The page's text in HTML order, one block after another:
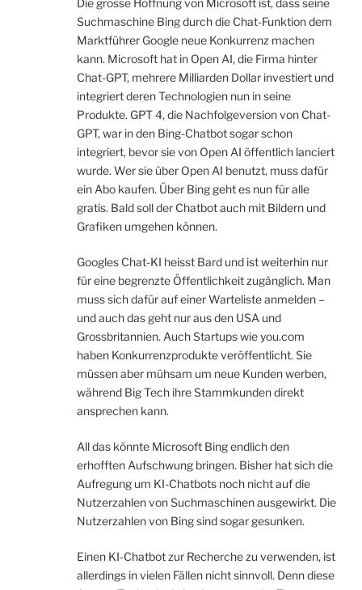
Die grosse Hoffnung von Microsoft ist, dass seine
Suchmaschine Bing durch die Chat-Funktion dem
Marktführer Google neue Konkurrenz machen
kann. Microsoft hat in Open AI, die Firma hinter
Chat-GPT, mehrere Milliarden Dollar investiert und
integriert deren Technologien nun in seine
Produkte. GPT 4, die Nachfolgeversion von Chat-
GPT, war in den Bing-Chatbot sogar schon
integriert, bevor sie von Open AI öffentlich lanciert
wurde. Wer sie über Open AI benutzt, muss dafür
ein Abo kaufen. Über Bing geht es nun für alle
gratis. Bald soll der Chatbot auch mit Bildern und
Grafiken umgehen können.
Googles Chat-KI heisst Bard und ist weiterhin nur
für eine begrenzte Öffentlichkeit zugänglich. Man
muss sich dafür auf einer Warteliste anmelden –
und auch das geht nur aus den USA und
Grossbritannien. Auch Startups wie you.com
haben Konkurrenzprodukte veröffentlicht. Sie
müssen aber mühsam um neue Kunden werben,
während Big Tech ihre Stammkunden direkt
ansprechen kann.
All das könnte Microsoft Bing endlich den
erhofften Aufschwung bringen. Bisher hat sich die
Aufregung um KI-Chatbots noch nicht auf die
Nutzerzahlen von Suchmaschinen ausgewirkt. Die
Nutzerzahlen von Bing sind sogar gesunken.
Einen KI-Chatbot zur Recherche zu verwenden, ist
allerdings in vielen Fällen nicht sinnvoll. Denn diese